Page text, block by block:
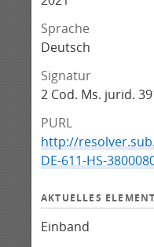
Sprache
Deutsch
Signatur
2 Cod. Ms. jurid.
PURL
http://
DE-611-HS-
AKTUELLES ELEMENT
Einband